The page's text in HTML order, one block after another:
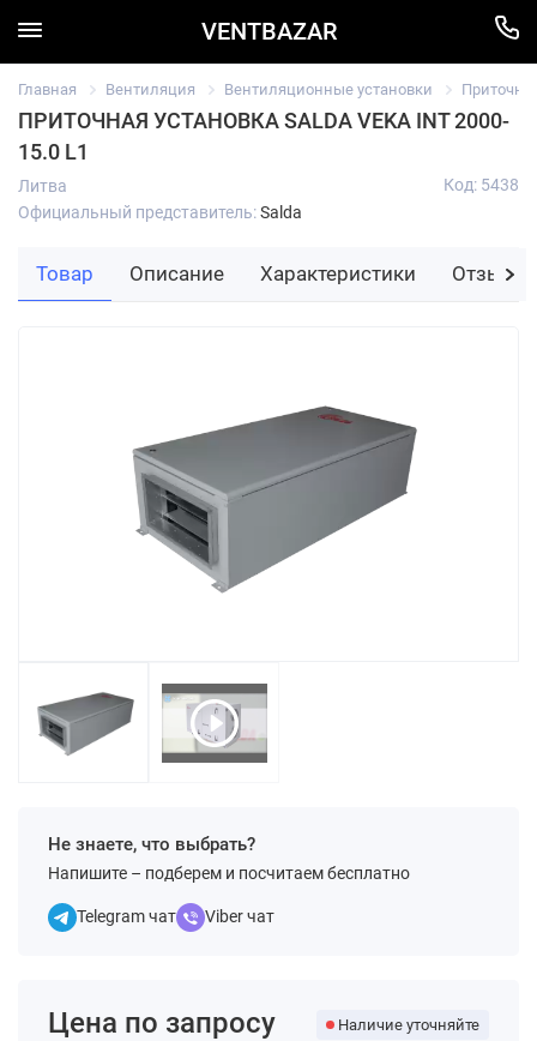
VENTBAZAR
Главная Вентиляция Вентиляционные установки
ПРИТОЧНАЯ УСТАНОВКА SALDA VEKA INT 2000-
15.0 L1
Литва
Официальный представитель:Salda
Код: 5438
Не знаете, что выбрать?
Напишите – подберем и посчитаем бесплатно
Telegram чат Viber чат
Цена по запросу Наличие уточняйте
Товар Описание Характеристики Отзывы